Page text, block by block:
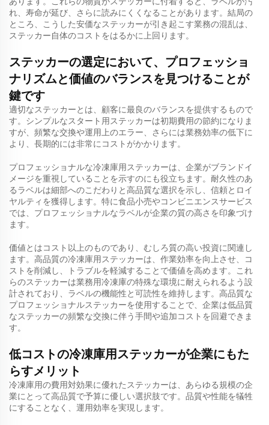
れ、寿命が延び、さらに読みにくくなることがあります。結局の
ところ、こうした安価なステッカーが引き起こす業務の混乱は、
ステッカー自体のコストをはるかに上回ります。
ステッカーの選定において、プロフェッショ
ナリズムと価値のバランスを見つけることが
鍵です
適切なステッカーとは、顧客に最良のバランスを提供するもので
す。シンプルなスタート用ステッカーは初期費用の節約になりま
すが、頻繁な交換や運用上のエラー、さらには業務効率の低下に
より、長期的には非常にコストがかかります。
プロフェッショナルな冷凍庫用ステッカーは、企業がブランドイ
メージを重視していることを示すのにも役立ちます。耐久性のあ
るラベルは細部へのこだわりと高品質な選択を示し、信頼とロイ
ヤルティを獲得します。特に食品小売やコンビニエンスサービス
では、プロフェッショナルなラベルが企業の質の高さを印象づけ
ます。
価値とはコスト以上のものであり、むしろ質の高い投資に関連し
ます。高品質の冷凍庫用ステッカーは、作業効率を向上させ、コ
ストを削減し、トラブルを軽減することで価値を高めます。これ
らのステッカーは業務用冷凍庫の特殊な環境に耐えられるよう設
計されており、ラベルの機能性と可読性を維持します。高品質な
プロフェッショナルステッカーを使用することで、企業は低品質
なステッカーの頻繁な交換に伴う手間や追加コストを回避できま
す。
低コストの冷凍庫用ステッカーが企業にもた
らすメリット
冷凍庫用の費用対効果に優れたステッカーは、あらゆる規模の企
業にとって高品質で予算に優しい選択肢です。品質や性能を犠牲
にすることなく、運用効率を実現します。